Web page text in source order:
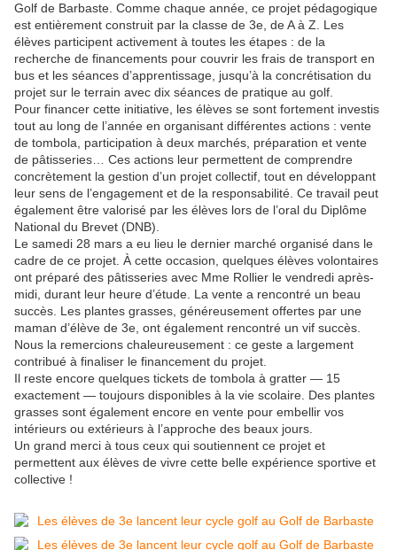
Golf de Barbaste. Comme chaque année, ce projet pédagogique
est entièrement construit par la classe de 3e, de A à Z. Les
élèves participent activement à toutes les étapes : de la
recherche de financements pour couvrir les frais de transport en
bus et les séances d’apprentissage, jusqu’à la concrétisation du
projet sur le terrain avec dix séances de pratique au golf.
Pour financer cette initiative, les élèves se sont fortement investis
tout au long de l’année en organisant différentes actions : vente
de tombola, participation à deux marchés, préparation et vente
de pâtisseries… Ces actions leur permettent de comprendre
concrètement la gestion d’un projet collectif, tout en développant
leur sens de l’engagement et de la responsabilité. Ce travail peut
également être valorisé par les élèves lors de l’oral du Diplôme
National du Brevet (DNB).
Le samedi 28 mars a eu lieu le dernier marché organisé dans le
cadre de ce projet. À cette occasion, quelques élèves volontaires
ont préparé des pâtisseries avec Mme Rollier le vendredi après-
midi, durant leur heure d’étude. La vente a rencontré un beau
succès. Les plantes grasses, généreusement offertes par une
maman d’élève de 3e, ont également rencontré un vif succès.
Nous la remercions chaleureusement : ce geste a largement
contribué à finaliser le financement du projet.
Il reste encore quelques tickets de tombola à gratter — 15
exactement — toujours disponibles à la vie scolaire. Des plantes
grasses sont également encore en vente pour embellir vos
intérieurs ou extérieurs à l’approche des beaux jours.
Un grand merci à tous ceux qui soutiennent ce projet et
permettent aux élèves de vivre cette belle expérience sportive et
collective !